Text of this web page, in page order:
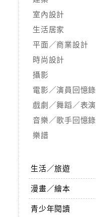
室內設計
生活居家
平面／商業設計
時尚設計
攝影
電影／演員回憶錄
戲劇／舞蹈／表演
音樂／歌手回憶錄
樂譜
生活／旅遊
漫畫／繪本
青少年閱讀